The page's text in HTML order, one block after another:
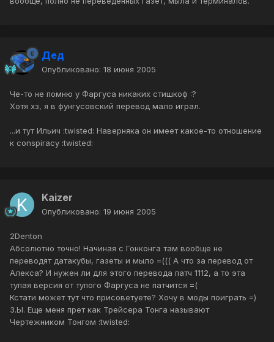
Дед
Опубликовано: 18 июня 2005
Че-то не помню у Фаргуса никаких стишкоф :?
Хотя хз, я в фунгусовский перевод мало играл.
...и тут Ильич :twisted: Наверняка он имеет какое-то отношение
к conspiracy :twisted:
Kaizer
Опубликовано: 19 июня 2005
2Denton
Абсолютно точно! Начиная с Гонконга там вообще не
переводят датакубы, газеты и мыло =((( А что за перевод от
Алекса? И нужен ли для этого перевода патч 1112, а то эта
тупая версия от тупого Фаргуса не патчится =(
Кстати может тут что присоветуете? Хочу в моды поиграть =)
З.Ы. Еще меня прет как Трейсера Тонга называют
Чертежником Тонгом :twisted: